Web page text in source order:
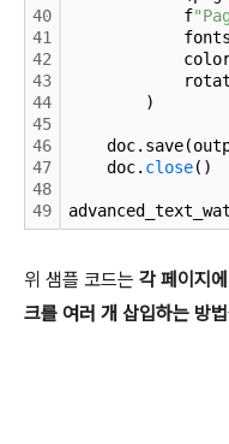
40
41
42
43
44
45
46
47
48
49
f
)
doc. close()
위 샘플 코드는 각 페이지
크를 여러 개 삽입하는 방법